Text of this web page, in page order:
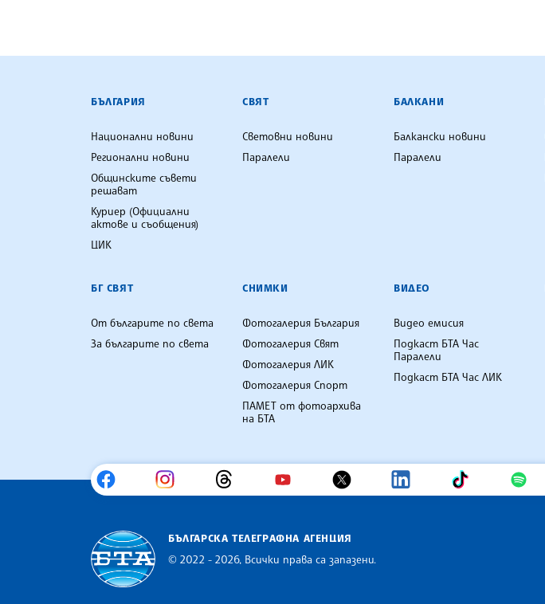
БЪЛГАРСКА ТЕЛЕГРАФНА АГЕНЦИЯ
БЪЛГАРИЯ
Национални новини
Регионални новини
Общинските съвети
решават
Куриер (Официални
актове и съобщения)
ЦИК
СВЯТ
Световни новини
Паралели
БАЛКАНИ
Балкански новини
Паралели
БГ СВЯТ
От българите по света
За българите по света
СНИМКИ
Фотогалерия България
Фотогалерия Свят
Фотогалерия ЛИК
Фотогалерия Спорт
ПАМЕТ от фотоархива
на БТА
ВИДЕО
Видео емисия
Подкаст БТА Час
Паралели
Подкаст БТА Час ЛИК
БЪЛГАРСКА ТЕЛЕГРАФНА АГЕНЦИЯ
© 2022 - 2026, Всички права са запазени.